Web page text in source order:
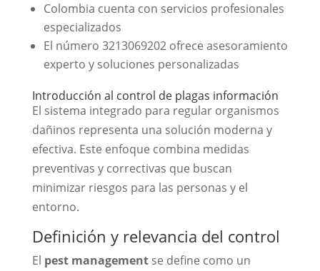
Colombia cuenta con servicios profesionales
especializados
El número 3213069202 ofrece asesoramiento
experto y soluciones personalizadas
Introducción al control de plagas información
El sistema integrado para regular organismos
dañinos representa una solución moderna y
efectiva. Este enfoque combina medidas
preventivas y correctivas que buscan
minimizar riesgos para las personas y el
entorno.
Definición y relevancia del control
El pest managementse define como un